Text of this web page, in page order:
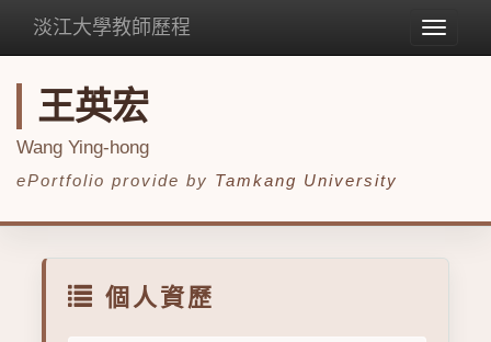
Toggle
淡江大學教師歷程
王英宏
Wang Ying-hong
ePortfolio provide by Tamkang University
個人資歷